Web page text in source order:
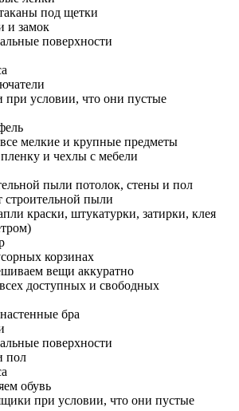
под щетки
и замок
поверхности
условии, что они пустые
мелкие и крупные предметы
и чехлы с мебели
пыли потолок, стены и пол
строительной пыли
краски, штукатурки, затирки, клея
корзинах
вещи аккуратно
доступных и свободных
бра
поверхности
пол
обувь
при условии, что они пустые